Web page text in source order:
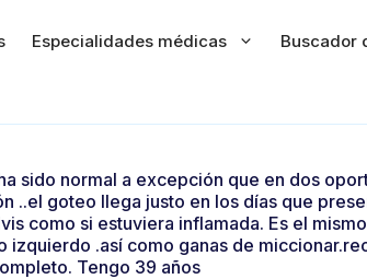
Especialidades médicas Buscador
sido normal a excepción que en dos
..el goteo llega justo en los días que
como si estuviera inflamada. Es el
.así como ganas de
Tengo 39 años